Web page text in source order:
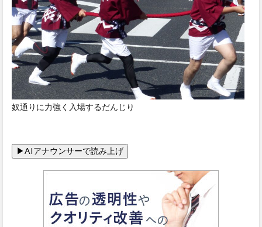
奴通りに力強く入場するだんじり